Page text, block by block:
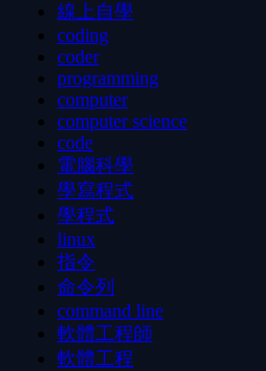
線上自學
coding
coder
programming
computer
computer science
code
電腦科學
學寫程式
學程式
linux
指令
命令列
command line
軟體工程師
軟體工程